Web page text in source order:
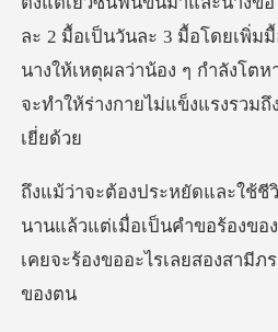
มื้อโดยเพิ่ม
นางให้เหตุผลว่าน้อง ๆ กำลังโตห
านแล้วแต่เมื่อเป็นคำขอร้องขอ